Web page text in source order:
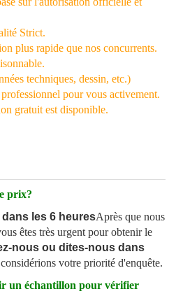
Strict.
plus rapide que nos concurrents.
techniques, dessin, etc.)
pour vous activement.
gratuit est disponible.
prix?
les 6 heuresAprès que nous
êtes très urgent pour obtenir le
nous ou dites-nous dans
votre priorité d'enquête.
un échantillon pour vérifier